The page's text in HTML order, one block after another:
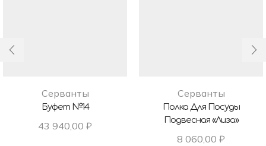
Серванты
Буфет №14
43 940,00 ₽
Серванты
Полка Для Посуды
Подвесная «Лиза»
8 060,00 ₽